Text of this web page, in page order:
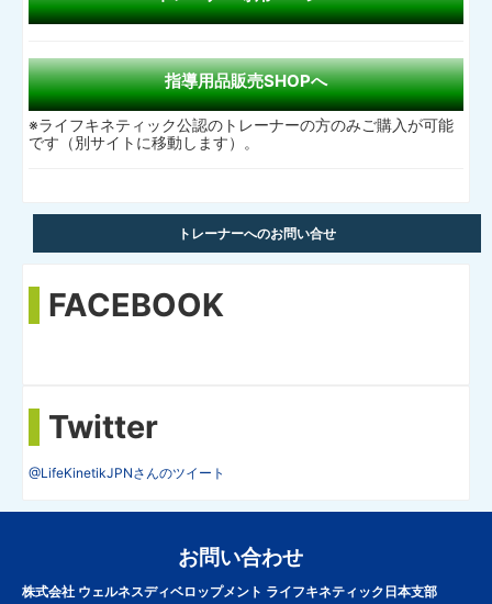
指導用品販売SHOPへ
※ライフキネティック公認のトレーナーの方のみご購入が可能
です（別サイトに移動します）。
トレーナーへのお問い合せ
FACEBOOK
Twitter
@LifeKinetikJPNさんのツイート
お問い合わせ
株式会社 ウェルネスディベロップメント ライフキネティック日本支部